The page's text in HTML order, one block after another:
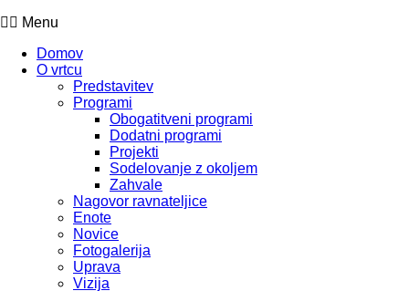
Menu
Domov
O vrtcu
Predstavitev
Programi
Obogatitveni programi
Dodatni programi
Projekti
Sodelovanje z okoljem
Zahvale
Nagovor ravnateljice
Enote
Novice
Fotogalerija
Uprava
Vizija